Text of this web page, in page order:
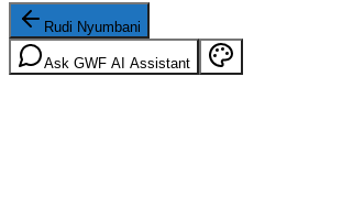
Rudi Nyumbani
Ask GWF AI Assistant